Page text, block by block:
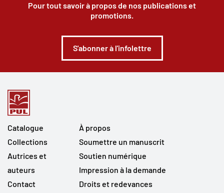
Pour tout savoir à propos de nos publications et
promotions.
S'abonner à l'infolettre
Catalogue
Collections
Autrices et
auteurs
Contact
À propos
Soumettre un manuscrit
Soutien numérique
Impression à la demande
Droits et redevances